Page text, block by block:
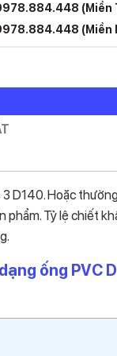
(Miền
(Miền
D140. Hoặc
Tỷ lệ chiết
ống PVC